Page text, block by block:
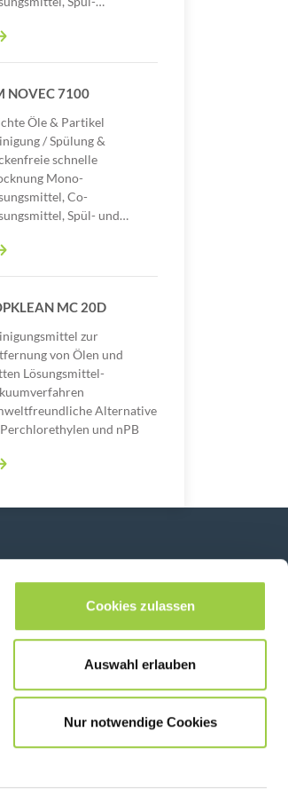
Cookies zulassen
Auswahl erlauben
Nur notwendige Cookies
NOVEC 7100
Öle & Partikel
/ Spülung &
schnelle
Mono-
Co-
Spül- und…
MC 20D
zur
von Ölen und
Lösungsmittel-
Alternative
und nPB
Rechtliche Informationen &